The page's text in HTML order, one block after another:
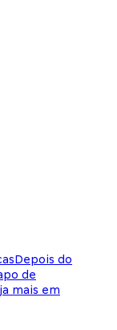
Depois do
de
mais em